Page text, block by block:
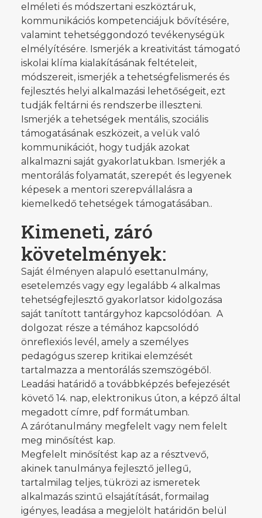
elméleti és módszertani eszköztáruk,
kommunikációs kompetenciájuk bővítésére,
valamint tehetséggondozó tevékenységük
elmélyítésére. Ismerjék a kreativitást támogató
iskolai klíma kialakításának feltételeit,
módszereit, ismerjék a tehetségfelismerés és
fejlesztés helyi alkalmazási lehetőségeit, ezt
tudják feltárni és rendszerbe illeszteni.
Ismerjék a tehetségek mentális, szociális
támogatásának eszközeit, a velük való
kommunikációt, hogy tudják azokat
alkalmazni saját gyakorlatukban. Ismerjék a
mentorálás folyamatát, szerepét és legyenek
képesek a mentori szerepvállalásra a
kiemelkedő tehetségek támogatásában..
Kimeneti, záró
követelmények:
Saját élményen alapuló esettanulmány,
esetelemzés vagy egy legalább 4 alkalmas
tehetségfejlesztő gyakorlatsor kidolgozása
saját tanított tantárgyhoz kapcsolódóan. A
dolgozat része a témához kapcsolódó
önreflexiós levél, amely a személyes
pedagógus szerep kritikai elemzését
tartalmazza a mentorálás szemszögéből.
Leadási határidő a továbbképzés befejezését
követő 14. nap, elektronikus úton, a képző által
megadott címre, pdf formátumban.
A zárótanulmány megfelelt vagy nem felelt
meg minősítést kap.
Megfelelt minősítést kap az a résztvevő,
akinek tanulmánya fejlesztő jellegű,
tartalmilag teljes, tükrözi az ismeretek
alkalmazás szintű elsajátítását, formailag
igényes, leadása a megjelölt határidőn belül